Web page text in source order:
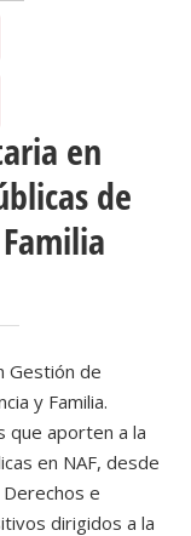
en
de
Gestión de
y Familia.
que aporten a la
en NAF, desde
e
dirigidos a la